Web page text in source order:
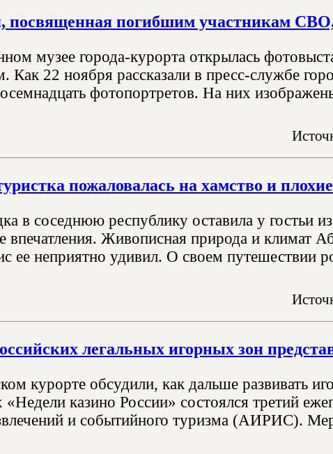
посвященная погибшим участникам
музее города-курорта открылась
22 ноября рассказали в пресс-службе
фотопортретов. На них
пожаловалась на хамство и
в соседнюю республику оставила у гостьи
впечатления. Живописная природа и климат
ее неприятно удивил. О своем путешествии
легальных игорных зон
курорте обсудили, как дальше развивать
казино России» состоялся третий
и событийного туризма (АИРИС).